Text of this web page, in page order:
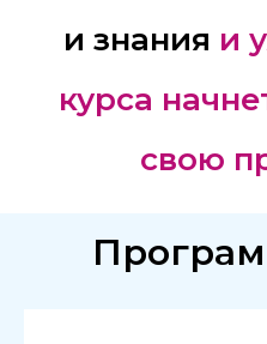
и знания и
курса
свою